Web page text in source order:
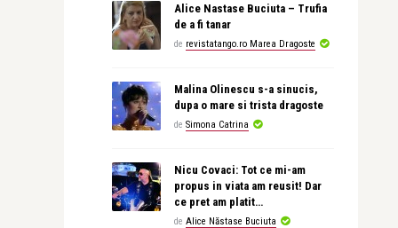
Alice Nastase Buciuta – Trufia
de a fi tanar
de revistatango.ro Marea Dragoste
Malina Olinescu s-a sinucis,
dupa o mare si trista dragoste
de Simona Catrina
Nicu Covaci: Tot ce mi-am
propus in viata am reusit! Dar
ce pret am platit…
de Alice Năstase Buciuta